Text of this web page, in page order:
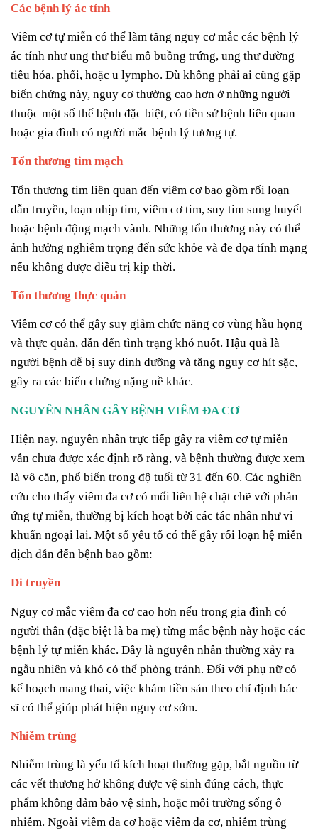
Các bệnh lý ác tính
Viêm cơ tự miễn có thể làm tăng nguy cơ mắc các bệnh lý
ác tính như ung thư biểu mô buồng trứng, ung thư đường
tiêu hóa, phổi, hoặc u lympho. Dù không phải ai cũng gặp
biến chứng này, nguy cơ thường cao hơn ở những người
thuộc một số thể bệnh đặc biệt, có tiền sử bệnh liên quan
hoặc gia đình có người mắc bệnh lý tương tự.
Tổn thương tim mạch
Tổn thương tim liên quan đến viêm cơ bao gồm rối loạn
dẫn truyền, loạn nhịp tim, viêm cơ tim, suy tim sung huyết
hoặc bệnh động mạch vành. Những tổn thương này có thể
ảnh hưởng nghiêm trọng đến sức khỏe và đe dọa tính mạng
nếu không được điều trị kịp thời.
Tổn thương thực quản
Viêm cơ có thể gây suy giảm chức năng cơ vùng hầu họng
và thực quản, dẫn đến tình trạng khó nuốt. Hậu quả là
người bệnh dễ bị suy dinh dưỡng và tăng nguy cơ hít sặc,
gây ra các biến chứng nặng nề khác.
NGUYÊN NHÂN GÂY BỆNH VIÊM ĐA CƠ
Hiện nay, nguyên nhân trực tiếp gây ra viêm cơ tự miễn
vẫn chưa được xác định rõ ràng, và bệnh thường được xem
là vô căn, phổ biến trong độ tuổi từ 31 đến 60. Các nghiên
cứu cho thấy viêm đa cơ có mối liên hệ chặt chẽ với phản
ứng tự miễn, thường bị kích hoạt bởi các tác nhân như vi
khuẩn ngoại lai. Một số yếu tố có thể gây rối loạn hệ miễn
dịch dẫn đến bệnh bao gồm:
Di truyền
Nguy cơ mắc viêm đa cơ cao hơn nếu trong gia đình có
người thân (đặc biệt là ba mẹ) từng mắc bệnh này hoặc các
bệnh lý tự miễn khác. Đây là nguyên nhân thường xảy ra
ngẫu nhiên và khó có thể phòng tránh. Đối với phụ nữ có
kế hoạch mang thai, việc khám tiền sản theo chỉ định bác
sĩ có thể giúp phát hiện nguy cơ sớm.
Nhiễm trùng
Nhiễm trùng là yếu tố kích hoạt thường gặp, bắt nguồn từ
các vết thương hở không được vệ sinh đúng cách, thực
phẩm không đảm bảo vệ sinh, hoặc môi trường sống ô
nhiễm. Ngoài viêm đa cơ hoặc viêm da cơ, nhiễm trùng